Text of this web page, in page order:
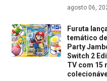
agosto 06,
Furuta
temático
Party
Switch 2
TV com 15